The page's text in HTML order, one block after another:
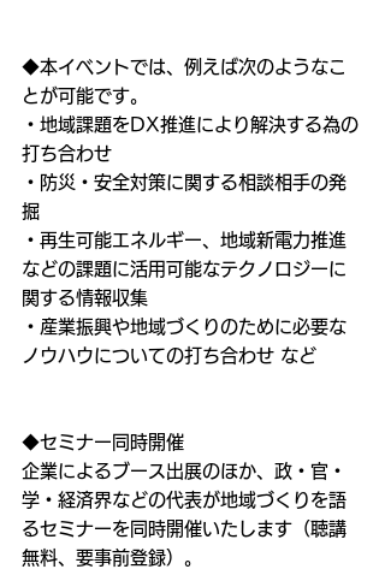
◆本イベントでは、例えば次のようなこ
とが可能です。
・地域課題をDX推進により解決する為の
打ち合わせ
・防災・安全対策に関する相談相手の発
掘
・再生可能エネルギー、地域新電力推進
などの課題に活用可能なテクノロジーに
関する情報収集
・産業振興や地域づくりのために必要な
ノウハウについての打ち合わせ など
◆セミナー同時開催
企業によるブース出展のほか、政・官・
学・経済界などの代表が地域づくりを語
るセミナーを同時開催いたします（聴講
無料、要事前登録）。